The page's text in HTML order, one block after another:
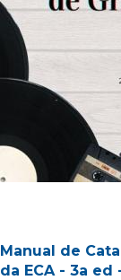
Manual de
da ECA - 3a ed